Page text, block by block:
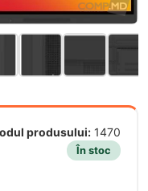
produsului: 1470
În stoc